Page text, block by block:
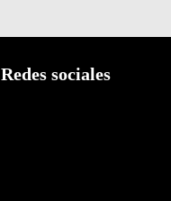
Redes sociales